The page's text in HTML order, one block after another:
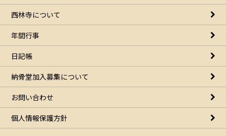
西林寺について
年間行事
日記帳
納骨堂加入募集について
お問い合わせ
個人情報保護方針